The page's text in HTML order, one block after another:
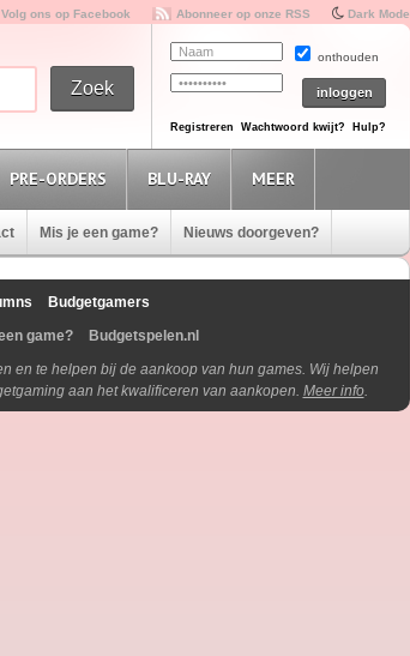
Volg ons op Facebook Abonneer op onze RSS Dark Mode
onthouden
Registreren Wachtwoord kwijt? Hulp?
PRE-ORDERS BLU-RAY MEER
Mis je een game? Nieuws doorgeven?
Budgetgamers
game?
Budgetspelen.nl
en te helpen bij de aankoop van hun games. Wij helpen
aan het kwalificeren van aankopen. Meer info.